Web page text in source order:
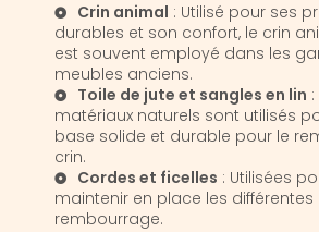
Crin animal : Utilisé pour ses
durables et son confort, le crin
est souvent employé dans les
meubles anciens.
Toile de jute et sangles en lin
matériaux naturels sont utilisés
base solide et durable pour le
crin.
Cordes et ficelles : Utilisées
maintenir en place les
rembourrage.